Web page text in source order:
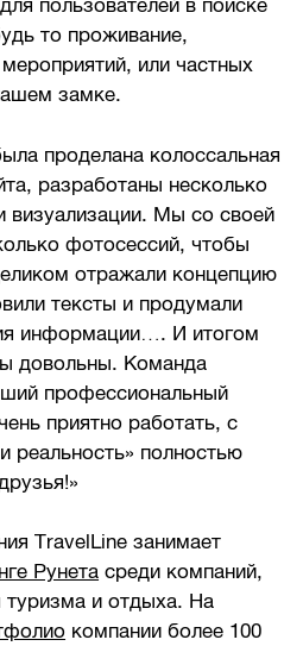
пользователей в поиске
то проживание,
или частных
замке.
проделана колоссальная
разработаны несколько
визуализации. Мы со своей
фотосессий, чтобы
отражали концепцию
тексты и продумали
информации…. И итогом
довольны. Команда
профессиональный
приятно работать, с
реальность» полностью
TravelLine занимает
Рунета среди компаний,
и отдыха. На
компании более 100